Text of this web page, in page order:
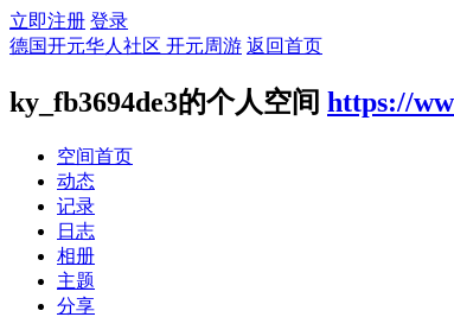
立即注册 登录
德国开元华人社区 开元周游 返回首页
ky_fb3694de3的个人空间 https://
空间首页
动态
记录
日志
相册
主题
分享